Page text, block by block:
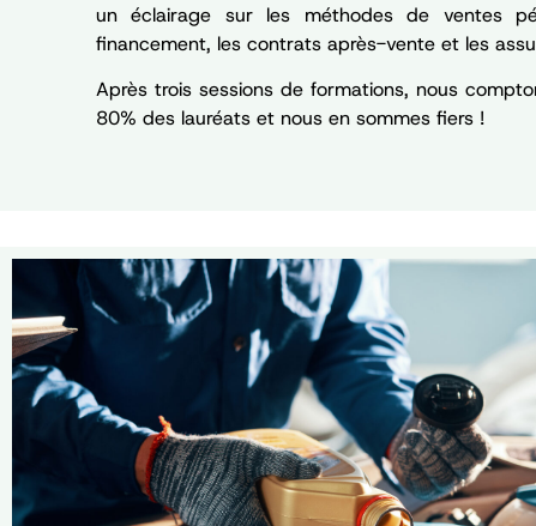
un éclairage sur les méthodes de ventes
financement, les contrats après-vente et les
Après trois sessions de formations, nous
80% des lauréats et nous en sommes fiers !